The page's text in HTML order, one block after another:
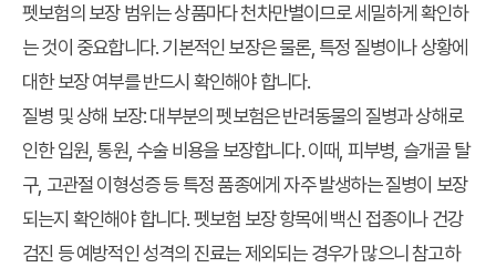
펫보험의 보장 범위는 상품마다 천차만별이므로 세밀하게 확인하
는 것이 중요합니다. 기본적인 보장은 물론, 특정 질병이나 상황에
대한 보장 여부를 반드시 확인해야 합니다.
질병 및 상해 보장: 대부분의 펫보험은 반려동물의 질병과 상해로
인한 입원, 통원, 수술 비용을 보장합니다. 이때, 피부병, 슬개골 탈
구, 고관절 이형성증 등 특정 품종에게 자주 발생하는 질병이 보장
되는지 확인해야 합니다.펫보험 보장항목에 백신 접종이나 건강
검진 등 예방적인 성격의 진료는 제외되는 경우가 많으니 참고하